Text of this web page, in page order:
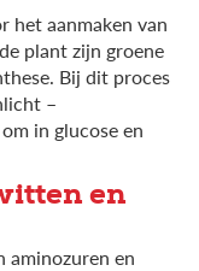
het aanmaken van
plant zijn groene
Bij dit proces
–
in glucose en
en
aminozuren en